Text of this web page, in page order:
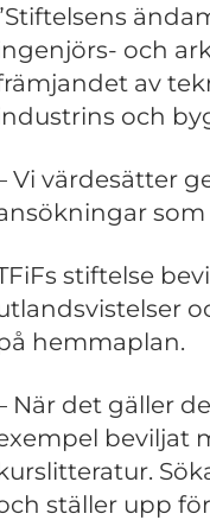
och
av
och
Vi värdesätter
stiftelse
hemmaplan.
När det gäller
beviljat
ställer upp